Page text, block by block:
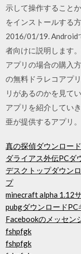
示して操作すること
をインストールする
2016/01/19. Android
者向けに説明します
アプリの場合の購入
の無料ドラレコアプ
リがあるのかを見て
アプリを紹介してい
亜が提供するアプリ。
真の探偵ダウンロー
ダライアス外伝PCダ
デスクトップダウン
プ
minecraft alpha 1.12
pubgダウンロードPC
Facebookのメッセン
fshpfgk
fshpfgk